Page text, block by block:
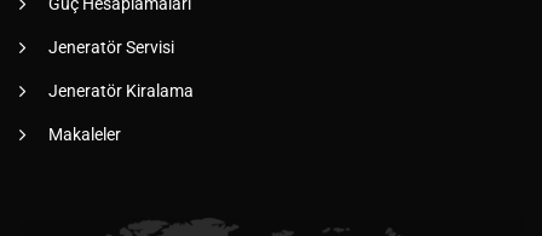
Jeneratör Servisi
Jeneratör Kiralama
Makaleler